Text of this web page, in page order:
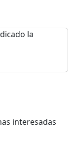
la
interesadas